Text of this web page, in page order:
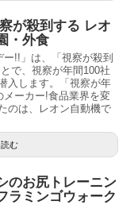
が殺到する レオ
・外食
!!」は、「視察が殺到
で、視察が年間100社
入します。「視察が年
メーカー!食品業界を変
のは、レオン自動機で
む
お尻トレーニン
ミンゴウォーク